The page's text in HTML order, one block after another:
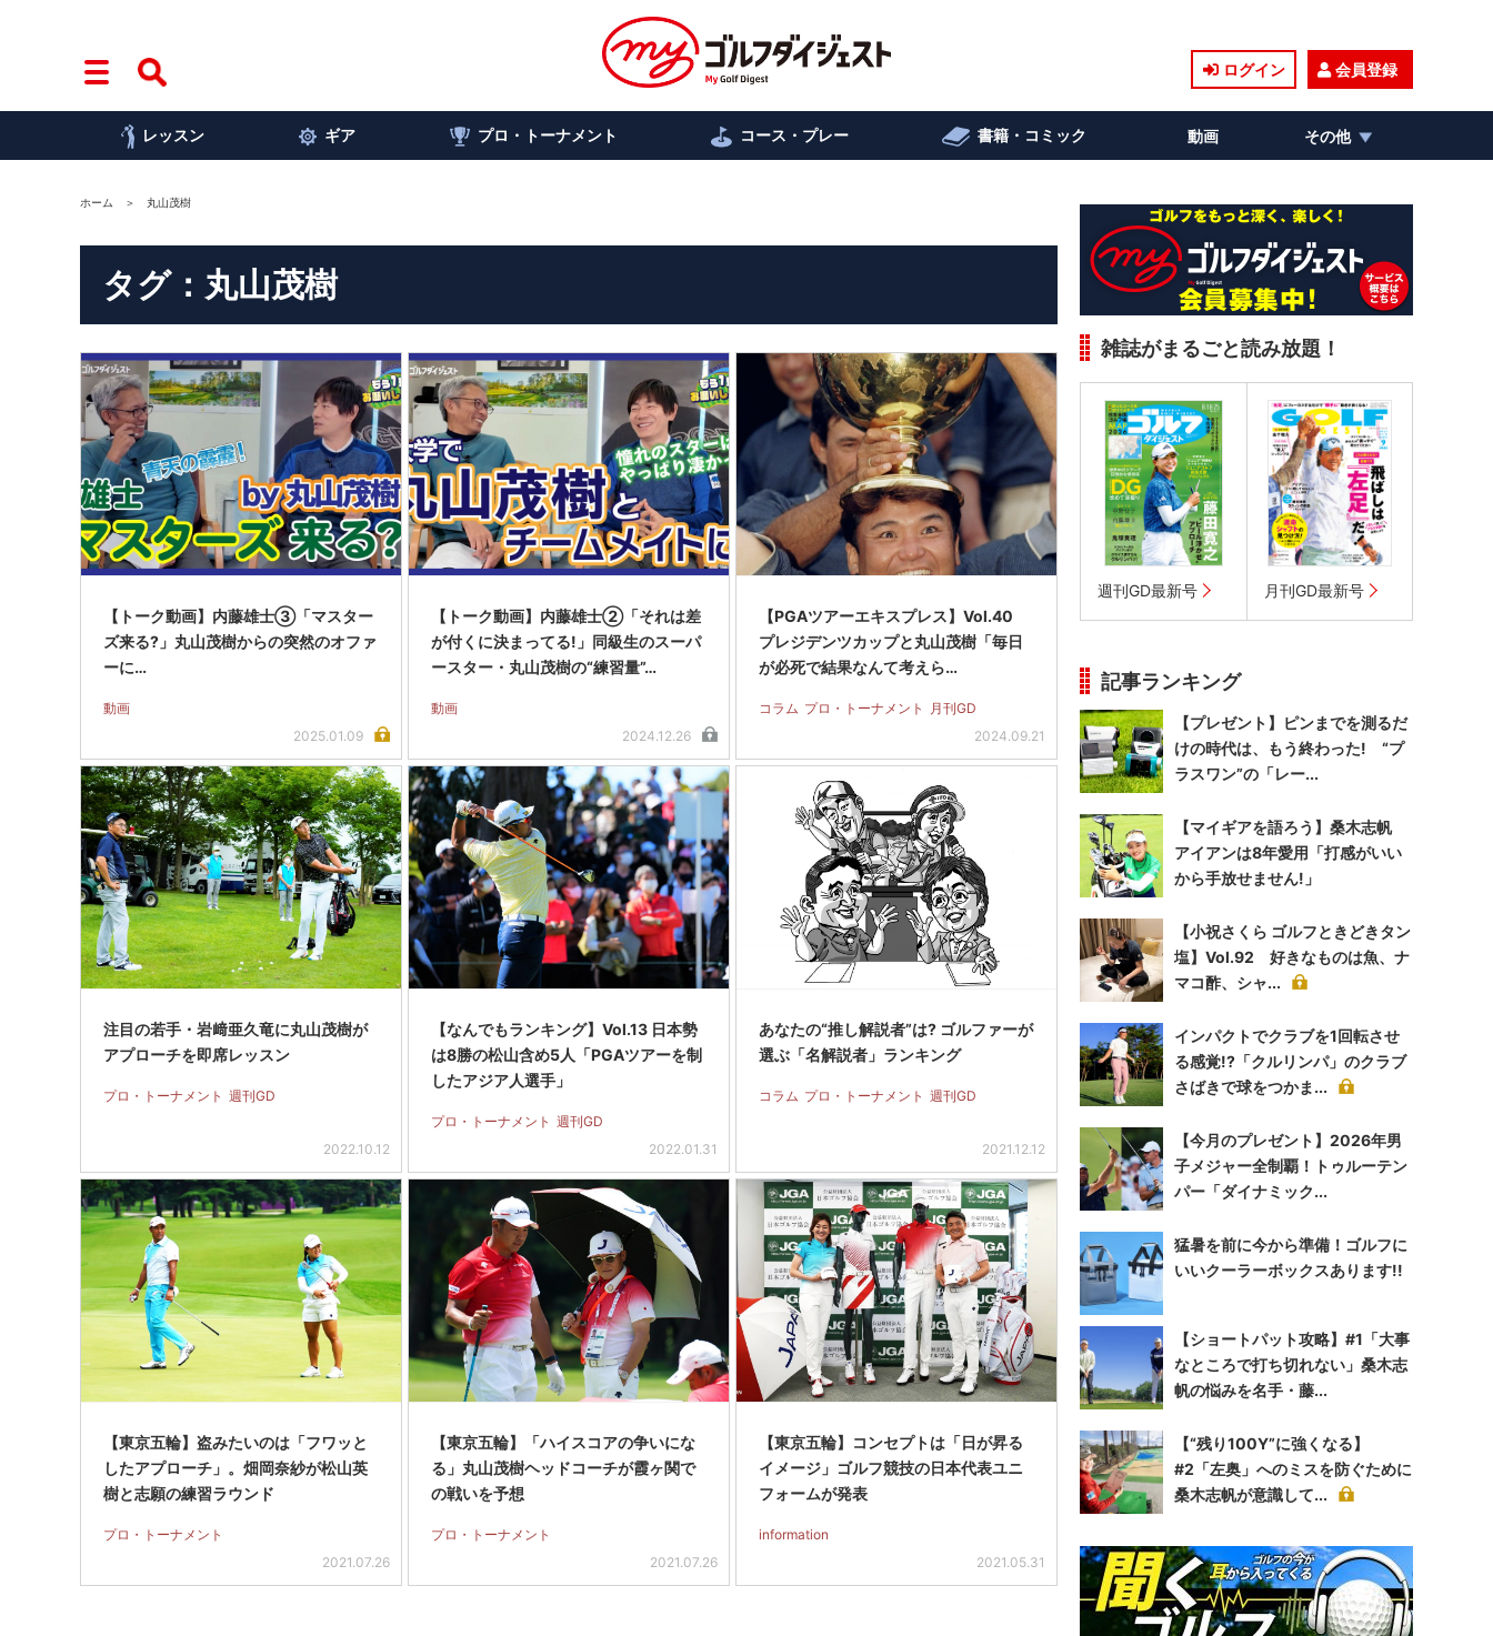
ログイン 会員登録
レッスン ギア プロ・トーナメント コース・プレー 書籍・コミック 動画 その他
ホーム 丸山茂樹
タグ：丸山茂樹
【トーク動画】内藤雄士③「マスター
ズ来る?」丸山茂樹からの突然のオファ
ーに…
動画
2025.01.09
【トーク動画】内藤雄士②「それは差
が付くに決まってる!」同級生のスーパ
ースター・丸山茂樹の“練習量”…
動画
2024.12.26
【PGAツアーエキスプレス】Vol.40
プレジデンツカップと丸山茂樹「毎日
が必死で結果なんて考えら…
コラム プロ・トーナメント
月刊GD
2024.09.21
注目の若手・岩﨑亜久竜に丸山茂樹が
アプローチを即席レッスン
プロ・トーナメント 週刊GD
2022.10.12
【なんでもランキング】Vol.13 日本勢
は8勝の松山含め5人「PGAツアーを制
したアジア人選手」
プロ・トーナメント 週刊GD
2022.01.31
あなたの“推し解説者”は? ゴルファーが
選ぶ「名解説者」ランキング
コラム プロ・トーナメント 週刊GD
2021.12.12
【東京五輪】盗みたいのは「フワッと
したアプローチ」。畑岡奈紗が松山英
樹と志願の練習ラウンド
プロ・トーナメント
2021.07.26
【東京五輪】「ハイスコアの争いにな
る」丸山茂樹ヘッドコーチが霞ヶ関で
の戦いを予想
プロ・トーナメント
2021.07.26
【東京五輪】コンセプトは「日が昇る
イメージ」ゴルフ競技の日本代表ユニ
フォームが発表
information
2021.05.31
雑誌がまるごと読み放題！
週刊GD最新号 月刊GD最新号
記事ランキング
【プレゼント】ピンまでを測るだ
けの時代は、もう終わった! “プ
ラスワン”の「レー...
【マイギアを語ろう】桑木志帆
アイアンは8年愛用「打感がいい
から手放せません!」
【小祝さくら ゴルフときどきタン
塩】Vol.92 好きなものは魚、ナ
マコ酢、シャ...
インパクトでクラブを1回転させ
る感覚!?「クルリンパ」のクラブ
さばきで球をつかま...
【今月のプレゼント】2026年男
子メジャー全制覇！トゥルーテン
パー「ダイナミック...
猛暑を前に今から準備！ゴルフに
いいクーラーボックスあります!!
【ショートパット攻略】#1「大事
なところで打ち切れない」桑木志
帆の悩みを名手・藤...
【“残り100Y”に強くなる】
#2「左奥」へのミスを防ぐために
桑木志帆が意識して...